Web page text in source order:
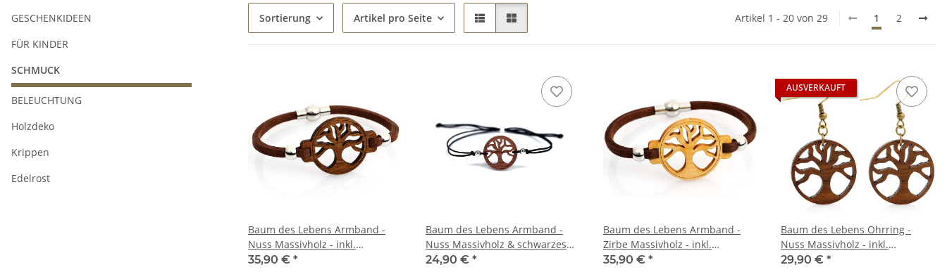
Sortierung Artikel pro Seite Artikel 1 - 20 von 29 1 2
Baum des Lebens Armband -
Nuss Massivholz - inkl.
modernem Etui
35,90 € *
Baum des Lebens Armband -
Nuss Massivholz & schwarzes
Bändchen - inkl. modernem Etui
24,90 € *
Baum des Lebens Armband -
Zirbe Massivholz - inkl.
modernem Etui
35,90 € *
AUSVERKAUFT
Baum des Lebens Ohrring -
Nuss Massivholz - inkl.
modernem Etui
29,90 € *
GESCHENKIDEEN
FÜR KINDER
SCHMUCK
BELEUCHTUNG
Holzdeko
Krippen
Edelrost